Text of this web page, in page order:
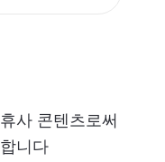
사 콘텐츠로써
니다